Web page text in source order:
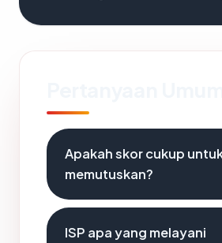
Apakah skor cukup
memutuskan?
ISP apa yang melayani